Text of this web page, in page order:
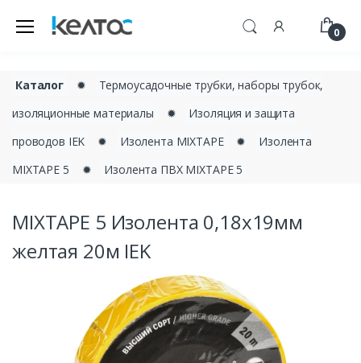
0
Каталог ✹
Термоусадочные трубки, наборы трубок,
изоляционные материалы
✹
Изоляция и защита
проводов IEK
✹ Изолента MIXTAPE ✹
Изолента
MIXTAPE 5
✹ Изолента ПВХ MIXTAPE 5
MIXTAPE 5 Изолента 0,18х19мм
желтая 20м IEK